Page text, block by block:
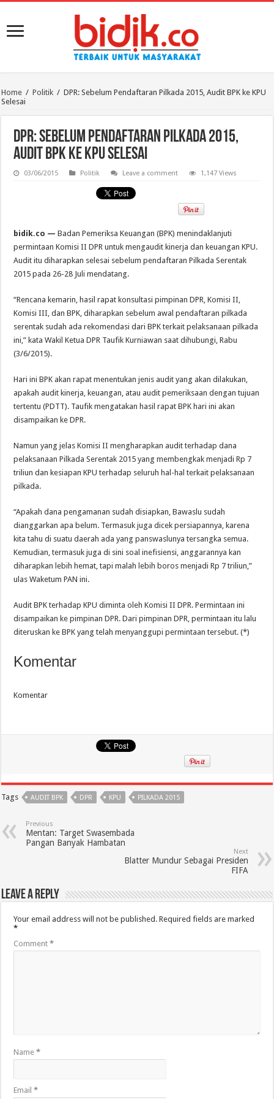
Home / Politik / DPR: Sebelum Pendaftaran Pilkada 2015, Audit BPK ke KPU
Selesai
DPR: Sebelum Pendaftaran Pilkada 2015,
Audit BPK ke KPU Selesai
03/06/2015 Politik Leave a comment 1,147 Views
bidik.co — Badan Pemeriksa Keuangan (BPK) menindaklanjuti
permintaan Komisi II DPR untuk mengaudit kinerja dan keuangan KPU.
Audit itu diharapkan selesai sebelum pendaftaran Pilkada Serentak
2015 pada 26-28 Juli mendatang.
“Rencana kemarin, hasil rapat konsultasi pimpinan DPR, Komisi II,
Komisi III, dan BPK, diharapkan sebelum awal pendaftaran pilkada
serentak sudah ada rekomendasi dari BPK terkait pelaksanaan pilkada
ini,” kata Wakil Ketua DPR Taufik Kurniawan saat dihubungi, Rabu
(3/6/2015).
Hari ini BPK akan rapat menentukan jenis audit yang akan dilakukan,
apakah audit kinerja, keuangan, atau audit pemeriksaan dengan tujuan
tertentu (PDTT). Taufik mengatakan hasil rapat BPK hari ini akan
disampaikan ke DPR.
Namun yang jelas Komisi II mengharapkan audit terhadap dana
pelaksanaan Pilkada Serentak 2015 yang membengkak menjadi Rp 7
triliun dan kesiapan KPU terhadap seluruh hal-hal terkait pelaksanaan
pilkada.
“Apakah dana pengamanan sudah disiapkan, Bawaslu sudah
dianggarkan apa belum. Termasuk juga dicek persiapannya, karena
kita tahu di suatu daerah ada yang panswaslunya tersangka semua.
Kemudian, termasuk juga di sini soal inefisiensi, anggarannya kan
diharapkan lebih hemat, tapi malah lebih boros menjadi Rp 7 triliun,”
ulas Waketum PAN ini.
Audit BPK terhadap KPU diminta oleh Komisi II DPR. Permintaan ini
disampaikan ke pimpinan DPR. Dari pimpinan DPR, permintaan itu lalu
diteruskan ke BPK yang telah menyanggupi permintaan tersebut. (*)
Komentar
Komentar
Tags AUDIT BPK DPR KPU PILKADA 2015
Previous
Mentan: Target Swasembada
Pangan Banyak Hambatan
Next
Blatter Mundur Sebagai Presiden
FIFA
Leave a Reply
Your email address will not be published. Required fields are marked
*
Comment*
Name*
Email*